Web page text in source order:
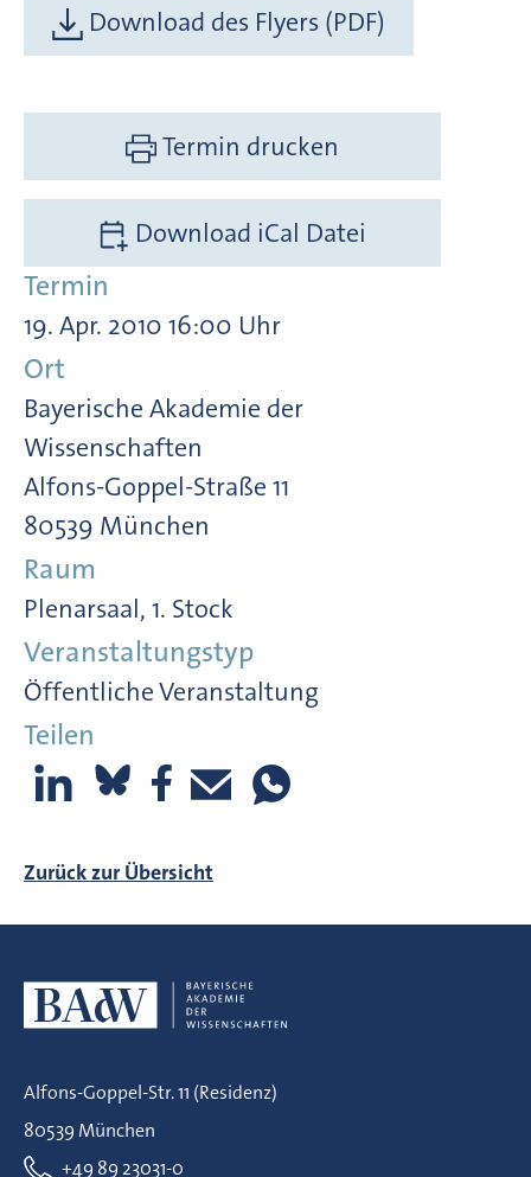
Download des Flyers (PDF)
Termin drucken
Download iCal Datei
Termin
19. Apr. 2010 16:00 Uhr
Ort
Bayerische Akademie der
Wissenschaften
Alfons-Goppel-Straße 11
80539 München
Raum
Plenarsaal, 1. Stock
Veranstaltungstyp
Öffentliche Veranstaltung
Teilen
Zurück zur Übersicht
Alfons-Goppel-Str. 11 (Residenz)
80539 München
+49 89 23031-0